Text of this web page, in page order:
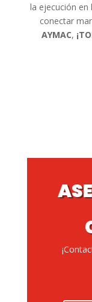
la ejecución en
conectar
AYMAC,